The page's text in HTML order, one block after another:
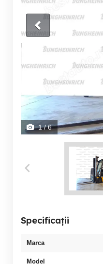
1/ 6
Specificații
Marca
Model